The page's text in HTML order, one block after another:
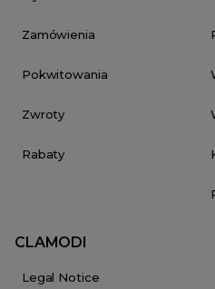
Zamówienia
Pokwitowania
Zwroty
Rabaty
CLAMODI
Legal Notice